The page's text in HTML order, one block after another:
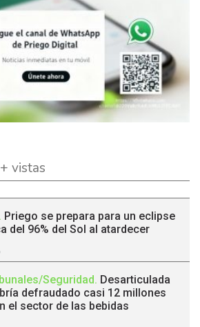
+ vistas
. Priego se prepara para un eclipse
del 96% del Sol al atardecer
Seguridad. Desarticulada
defraudado casi 12 millones
el sector de las bebidas